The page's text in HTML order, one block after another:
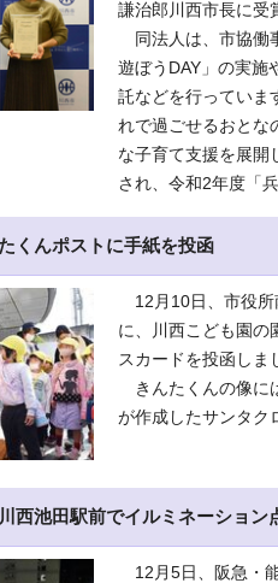
謙治郎川西市長に受
同法人は、市協働
遊ぼうDAY」の実施
託などを行っていま
れで過ごせるおとな
な子育て支援を展開
され、令和2年度「
くんポストに手紙を投函
12月10日、市役所
に、川西こども園の
スカードを投函しま
きんたくんの像に
が作成したサンタク
西池田駅前でイルミネーション
12月5日、阪急・